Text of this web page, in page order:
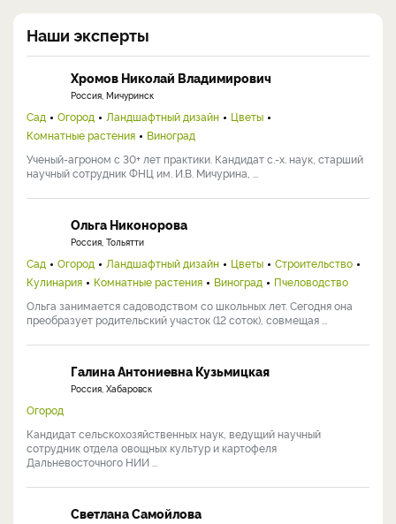
Наши эксперты
Хромов Николай Владимирович
Россия, Мичуринск
Сад Огород Ландшафтный дизайн
Цветы
Комнатные растения
Виноград
Ученый-агроном с 30+ лет практики. Кандидат с.-х. наук, старший
научный сотрудник ФНЦ им. И.В. Мичурина, ...
Ольга Никонорова
Россия, Тольятти
Сад Огород Ландшафтный дизайн Цветы
Строительство
Кулинария
Комнатные растения Виноград
Пчеловодство
Ольга занимается садоводством со школьных лет. Сегодня она
преобразует родительский участок (12 соток), совмещая ...
Галина Антониевна Кузьмицкая
Россия, Хабаровск
Огород
Кандидат сельскохозяйственных наук, ведущий научный
сотрудник отдела овощных культур и картофеля
Дальневосточного НИИ ...
Светлана Самойлова